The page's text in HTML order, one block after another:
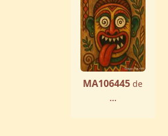
MA106445 de
...